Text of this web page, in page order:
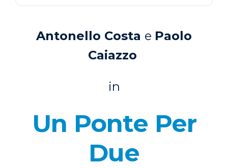
Antonello Costa e Paolo
Caiazzo
in
Un Ponte Per
Due